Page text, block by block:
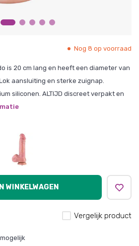
Nog 8 op voorraad
is 20 cm lang en heeft een diameter van
aansluiting en sterke zuignap.
siliconen. ALTIJD discreet verpakt en
IN WINKELWAGEN
Vergelijk product